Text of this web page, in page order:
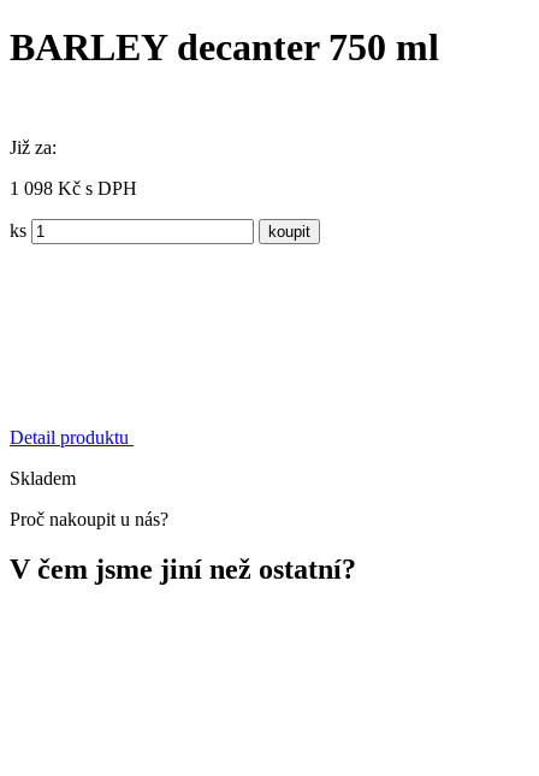
BARLEY decanter 750 ml
Již za:
1 098 Kč s DPH
ks
Detail produktu
Skladem
Proč nakoupit u nás?
V čem jsme jiní než ostatní?